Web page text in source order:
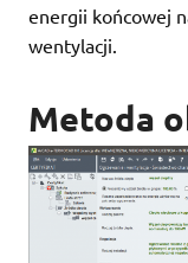
energii końcowej
wentylacji.
Metoda